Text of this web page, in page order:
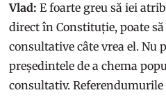
Vlad: E foarte greu să iei
direct în Constituție, poate
consultative câte vrea el. Nu
președintele de a chema
consultativ. Referendumurile